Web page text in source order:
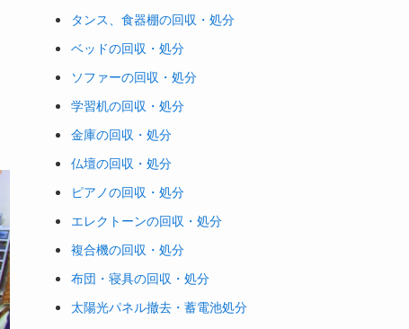
タンス、食器棚の回収・処分
ベッドの回収・処分
ソファーの回収・処分
学習机の回収・処分
金庫の回収・処分
仏壇の回収・処分
ピアノの回収・処分
エレクトーンの回収・処分
複合機の回収・処分
布団・寝具の回収・処分
太陽光パネル撤去・蓄電池処分